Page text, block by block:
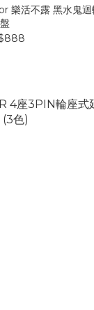
樂活不露 黑水鬼迴
盤